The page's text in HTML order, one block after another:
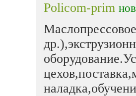
Policom-prim